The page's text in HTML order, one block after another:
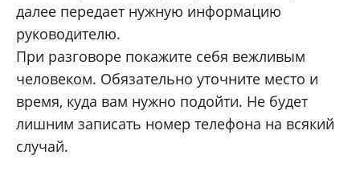
далее передает нужную информацию
руководителю.
При разговоре покажите себя вежливым
человеком. Обязательно уточните место и
время, куда вам нужно подойти. Не будет
лишним записать номер телефона на всякий
случай.